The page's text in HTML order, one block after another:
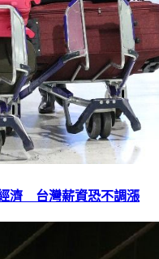
濟 台灣薪資恐不調漲